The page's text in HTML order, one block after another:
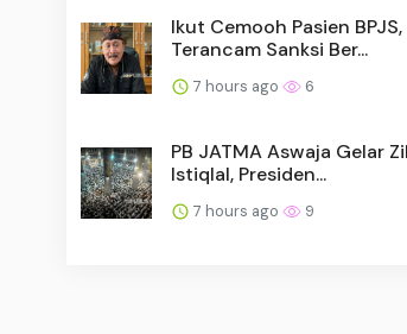
Ikut Cemooh Pasien
Terancam Sanksi Ber...
7 hours ago 6
PB JATMA Aswaja Gelar
Istiqlal, Presiden...
7 hours ago 9